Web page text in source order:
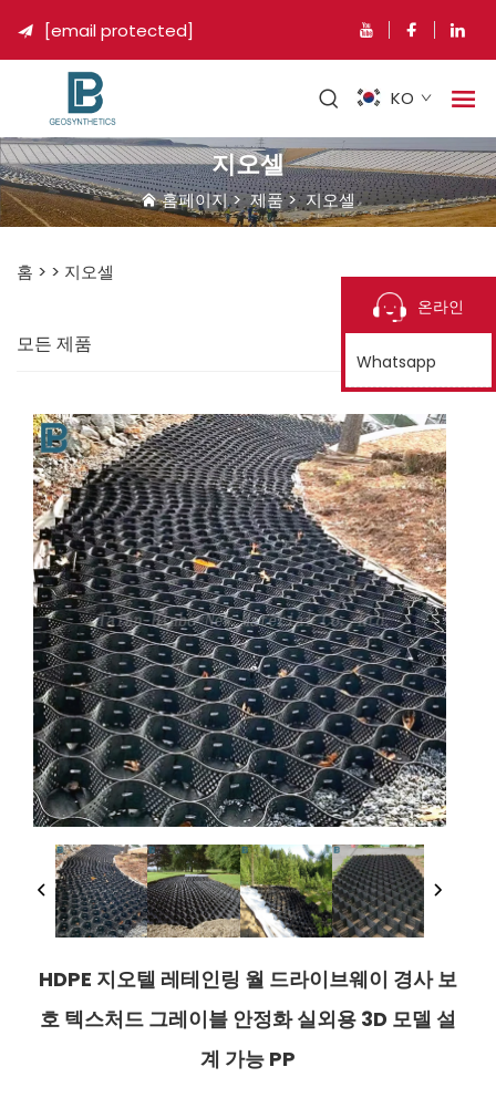
 [email protected]
KO
지오셀
홈페이지>제품>지오셀
홈 > > 지오셀
모든 제품
HDPE 지오텔 레테인링 월 드라이브웨이 경사 보
호 텍스처드 그레이블 안정화 실외용 3D 모델 설
계 가능 PP
온라인
Whatsapp